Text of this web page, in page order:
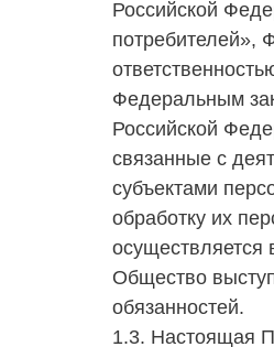
Российской
потребителей»,
Федеральным
Российской
связанные с
субъектами
обработку их
осуществляется
Общество
обязанностей.
1.3. Настоящая